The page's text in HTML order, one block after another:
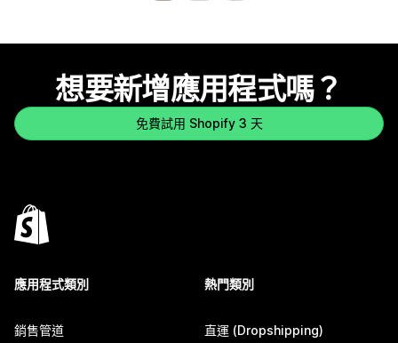
想要新增應用程式嗎？
免費試用 Shopify 3 天
應用程式類別
銷售管道
熱門類別
直運 (Dropshipping)